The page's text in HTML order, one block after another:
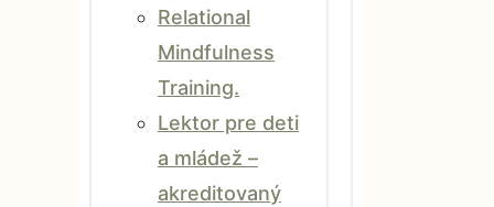
Relational
Mindfulness
Training.
Lektor pre deti
a mládež –
akreditovaný